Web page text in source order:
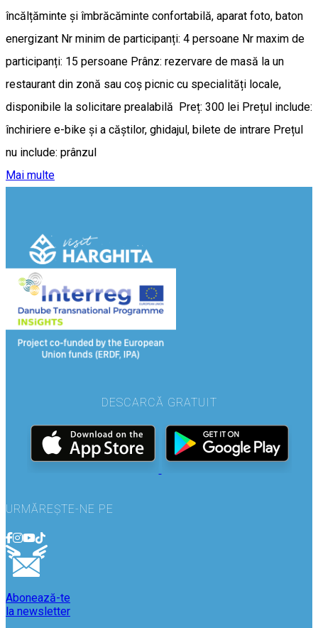
încălțăminte și îmbrăcăminte confortabilă, aparat foto, baton
energizant Nr minim de participanți: 4 persoane Nr maxim de
participanți: 15 persoane Prânz: rezervare de masă la un
restaurant din zonă sau coș picnic cu specialități locale,
disponibile la solicitare prealabilă Preț: 300 lei Prețul include:
închiriere e-bike și a căștilor, ghidajul, bilete de intrare Prețul
nu include: prânzul
Mai multe
DESCARCĂ GRATUIT
URMĂREȘTE-NE PE
Abonează-te
la newsletter